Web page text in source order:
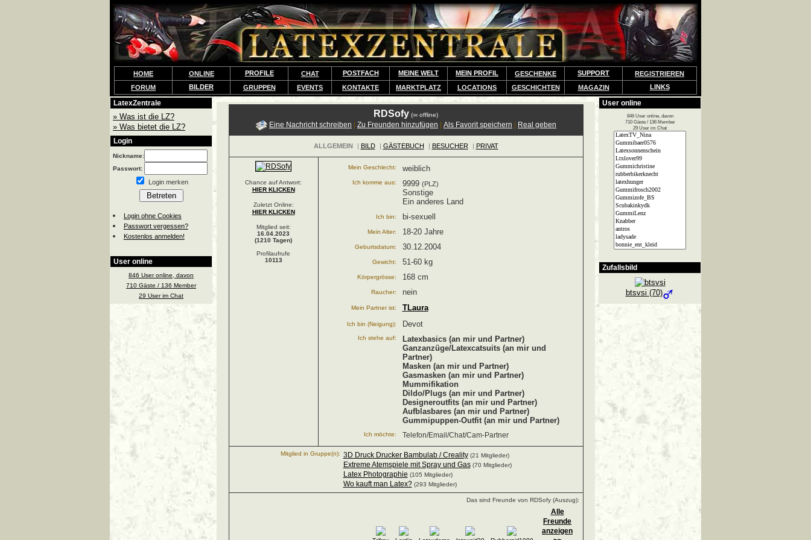
HOME ONLINE PROFILE CHAT POSTFACH MEINE WELT MEIN PROFIL GESCHENKE SUPPORT
REGISTRIEREN
FORUM
BILDER GRUPPEN EVENTS KONTAKTE MARKTPLATZ LOCATIONS GESCHICHTEN MAGAZIN LINKS
LatexZentrale
» Was ist die LZ?
» Was bietet die LZ?
Login
Nickname:
Passwort:
Login merken
Login ohne Cookies
Passwort vergessen?
Kostenlos anmelden!
User online
846 User online, davon
710 Gäste / 136 Member
29 User im Chat
RDSofy ( offline)
Eine Nachricht schreiben Zu Freunden hinzufügen Als Favorit speichern Real geben
ALLGEMEIN | BILD | GÄSTEBUCH | BESUCHER | PRIVAT
Chance auf Antwort:
HIER KLICKEN
Zuletzt Online:
HIER KLICKEN
Mitglied seit:
16.04.2023
(1210 Tagen)
Profilaufrufe
10113
Mein Geschlecht: weiblich
Ich komme aus: 9999 (PLZ)
Sonstige
Ein anderes Land
Ich bin: bi-sexuell
Mein Alter: 18-20 Jahre
Geburtsdatum: 30.12.2004
Gewicht: 51-60 kg
Körpergrösse: 168 cm
Raucher: nein
Mein Partner ist: TLaura
Ich bin (Neigung): Devot
Ich stehe auf:
Latexbasics (an mir und Partner)
Ganzanzüge/Latexcatsuits (an mir und
Partner)
Masken (an mir und Partner)
Gasmasken (an mir und Partner)
Mummifikation
Dildo/Plugs (an mir und Partner)
Designeroutfits (an mir und Partner)
Aufblasbares (an mir und Partner)
Gummipuppen-Outfit (an mir und Partner)
Ich möchte: Telefon/Email/Chat/Cam-Partner
Mitglied in Gruppe(n): 3D Druck Drucker Bambulab / Creality (21 Mitglieder)
Extreme Atemspiele mit Spray und Gas (70 Mitglieder)
Latex Photographie (105 Mitglieder)
Wo kauft man Latex? (293 Mitglieder)
Das sind Freunde von RDSofy (Auszug):
Alle
Freunde
anzeigen
User online
846 User online, davon
710 Gäste / 136 Member
29 User im Chat
Zufallsbild
btsvsi (70)